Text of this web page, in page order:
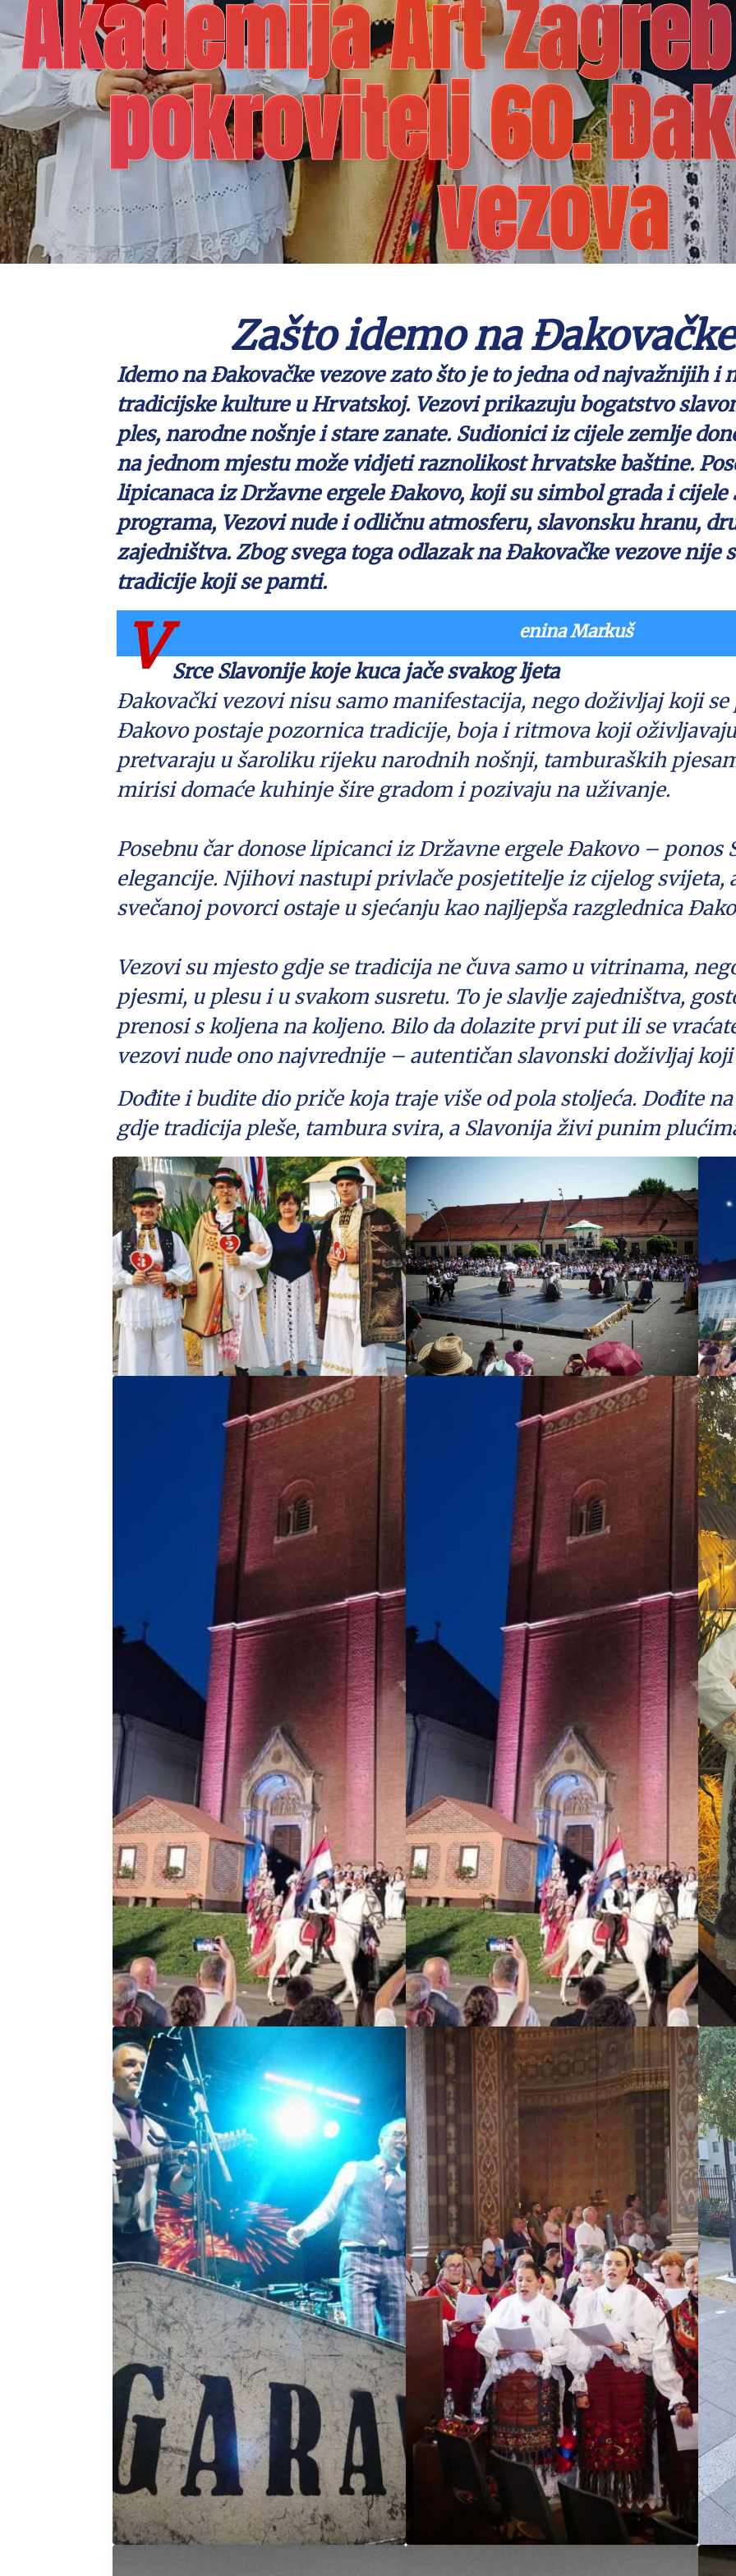
Akademija Art
pokrovitelj 60.
vezova
Zašto idemo na
Idemo na Đakovačke vezove zato što je to jedna od najvažnijih i
tradicijske kulture u Hrvatskoj. Vezovi prikazuju bogatstvo
ples, narodne nošnje i stare zanate. Sudionici iz cijele zemlje
na jednom mjestu može vidjeti raznolikost hrvatske baštine.
lipicanaca iz Državne ergele Đakovo, koji su simbol grada i
programa, Vezovi nude i odličnu atmosferu, slavonsku hranu,
zajedništva. Zbog svega toga odlazak na Đakovačke vezove nije
tradicije koji se pamti.
V enina Markuš
Srce Slavonije koje kuca jače svakog ljeta
Đakovački vezovi nisu samo manifestacija, nego doživljaj koji se
Đakovo postaje pozornica tradicije, boja i ritmova koji
pretvaraju u šaroliku rijeku narodnih nošnji, tamburaških
mirisi domaće kuhinje šire gradom i pozivaju na uživanje.
Posebnu čar donose lipicanci iz Državne ergele Đakovo – ponos
elegancije. Njihovi nastupi privlače posjetitelje iz cijelog
svečanoj povorci ostaje u sjećanju kao najljepša razglednica
Vezovi su mjesto gdje se tradicija ne čuva samo u vitrinama,
pjesmi, u plesu i u svakom susretu. To je slavlje zajedništva,
prenosi s koljena na koljeno. Bilo da dolazite prvi put ili se
vezovi nude ono najvrednije – autentičan slavonski doživljaj
Dođite i budite dio priče koja traje više od pola stoljeća. Dođite
gdje tradicija pleše, tambura svira, a Slavonija živi punim